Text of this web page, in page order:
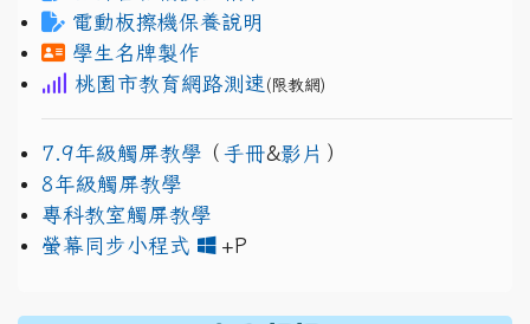
電動板擦機保養說明
學生名牌製作
桃園市教育網路測速 (限教網)
7.9年級觸屏教學 （ 手冊&影片 ）
8年級觸屏教學
專科教室觸屏教學
螢幕同步小程式
+P